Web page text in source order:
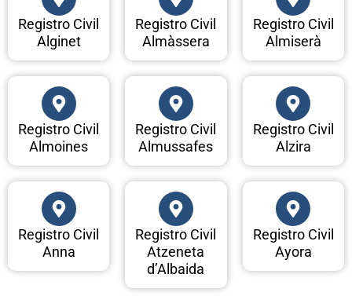
Registro Civil
Alginet
Registro Civil
Almàssera
Registro Civil
Almiserà
Registro Civil
Almoines
Registro Civil
Almussafes
Registro Civil
Alzira
Registro Civil
Anna
Registro Civil
Atzeneta
d’Albaida
Registro Civil
Ayora